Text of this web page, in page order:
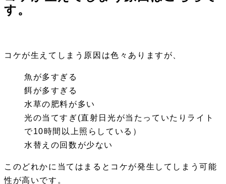
す。
コケが生えてしまう原因は色々ありますが、
魚が多すぎる
餌が多すぎる
水草の肥料が多い
光の当てすぎ(直射日光が当たっていたりライト
で10時間以上照らしている）
水替えの回数が少ない
このどれかに当てはまるとコケが発生してしまう可能
性が高いです。